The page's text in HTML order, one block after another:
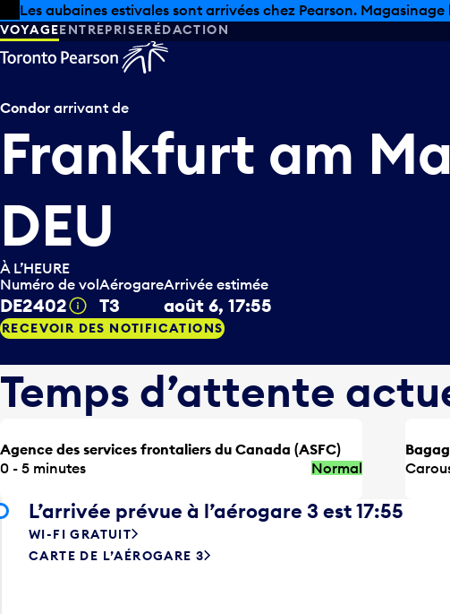
Skip to offers
Passer au contenu principal
Les aubaines estivales sont arrivées chez Pearson.
VOYAGEENTREPRISERÉDACTION
Condor arrivant de
Frankfurt am
DEU
À L’HEURE
Numéro de vol
DE2402 Infobulle
Aérogare
T3
Arrivée estimée
août 6, 17:55
RECEVOIR DES NOTIFICATIONS
Temps d’attente
Agence des services frontaliers du Canada (ASFC)
0 - 5 minutes
Normal
L’arrivée prévue à l’aérogare 3 est 17:55
WI-FI GRATUIT
CARTE DE L’AÉROGARE 3